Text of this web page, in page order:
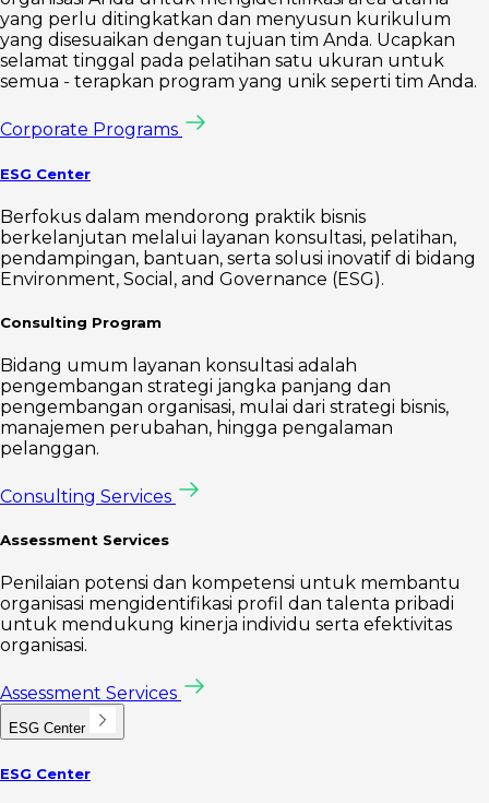
yang perlu ditingkatkan dan menyusun kurikulum
yang disesuaikan dengan tujuan tim Anda. Ucapkan
selamat tinggal pada pelatihan satu ukuran untuk
semua - terapkan program yang unik seperti tim Anda.
Corporate Programs
ESG Center
Berfokus dalam mendorong praktik bisnis
berkelanjutan melalui layanan konsultasi, pelatihan,
pendampingan, bantuan, serta solusi inovatif di bidang
Environment, Social, and Governance (ESG).
Consulting Program
Bidang umum layanan konsultasi adalah
pengembangan strategi jangka panjang dan
pengembangan organisasi, mulai dari strategi bisnis,
manajemen perubahan, hingga pengalaman
pelanggan.
Consulting Services
Assessment Services
Penilaian potensi dan kompetensi untuk membantu
organisasi mengidentifikasi profil dan talenta pribadi
untuk mendukung kinerja individu serta efektivitas
organisasi.
Assessment Services
ESG Center
ESG Center